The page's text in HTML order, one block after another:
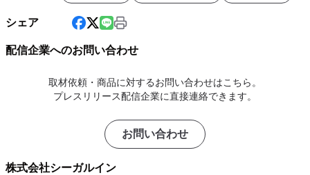
シェア
配信企業へのお問い合わせ
取材依頼・商品に対するお問い合わせはこちら。
プレスリリース配信企業に直接連絡できます。
お問い合わせ
株式会社シーガルイン